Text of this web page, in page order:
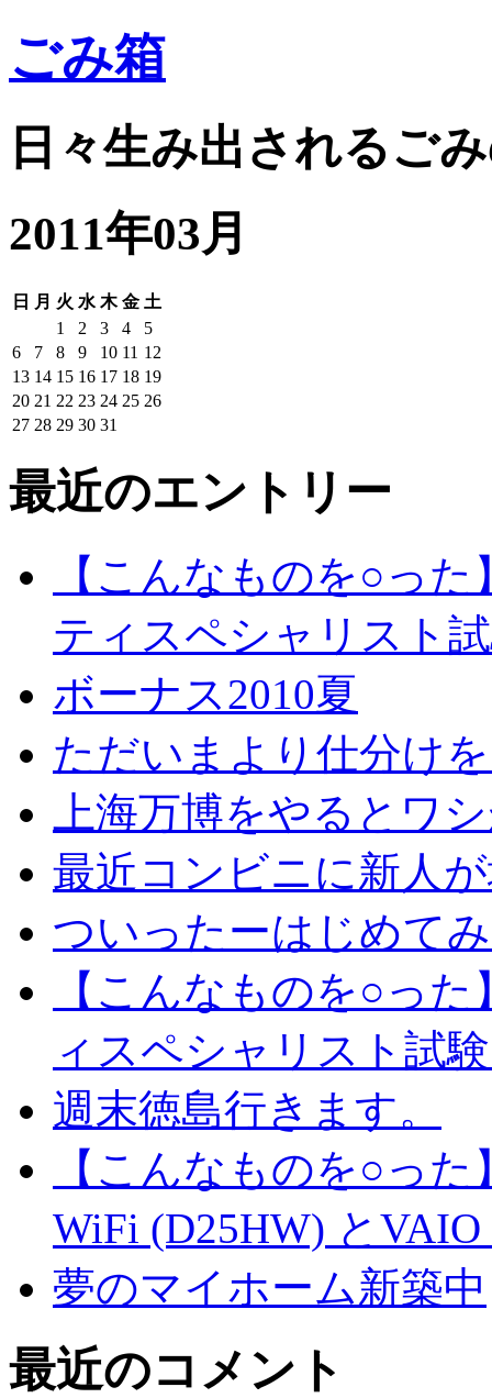
ごみ箱
日々生み出されるご
2011年03月
日 月 火 水 木 金 土
1
2 3 4
5
6
7 8 9 10 11 12
13 14 15 16 17 18 19
20 21 22 23 24 25 26
27 28 29 30 31
最近のエントリー
【こんなものを○っ
ティスペシャリスト
ボーナス2010夏
ただいまより仕分け
上海万博をやるとワ
最近コンビニに新人
ついったーはじめて
【こんなものを○っ
ィスペシャリスト試
週末徳島行きます。
【こんなものを○っ
WiFi (D25HW) とVAIO
夢のマイホーム新築中
最近のコメント